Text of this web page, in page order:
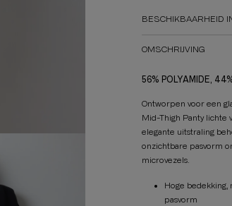
BESCHIKBAARHEID
OMSCHRIJVING
56% POLYAMIDE,
Ontworpen voor een
Mid-Thigh Panty lichte
elegante uitstraling
onzichtbare pasvorm
microvezels.
Hoge
pasvorm